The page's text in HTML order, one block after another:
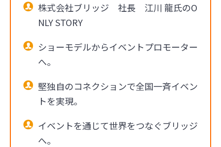
株式会社ブリッジ 社長 江川 龍氏のO
NLY STORY
ショーモデルからイベントプロモーター
へ。
堅独自のコネクションで全国一斉イベン
トを実現。
イベントを通じて世界をつなぐブリッジ
へ。